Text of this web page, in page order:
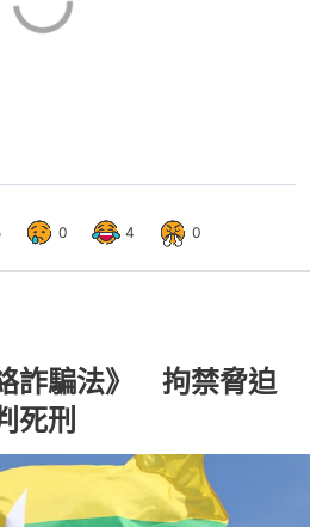
0 4 0
詐騙法》 拘禁脅迫
死刑